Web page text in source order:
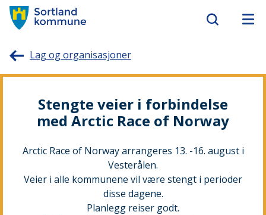
kommune
Lag og organisasjoner
Stengte veier i forbindelse
med Arctic Race of Norway
Arctic Race of Norway arrangeres 13. -16. august i
Vesterålen.
Veier i alle kommunene vil være stengt i perioder
disse dagene.
Planlegg reiser godt.